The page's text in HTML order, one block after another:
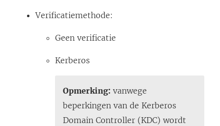
Verificatiemethode:
Geen verificatie
Kerberos
Opmerking: vanwege
beperkingen van de Kerberos
Domain Controller (KDC) wordt